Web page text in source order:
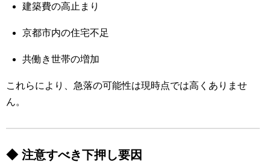
建築費の高止まり
京都市内の住宅不足
共働き世帯の増加
これらにより、急落の可能性は現時点では高くありませ
ん。
◆ 注意すべき下押し要因